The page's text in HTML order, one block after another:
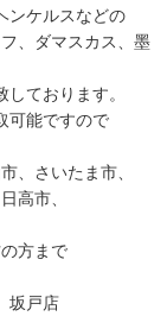
ンケルスなどの
、ダマスカス、墨
ております。
可能ですので
、さいたま市、
高市、
方まで
坂戸店